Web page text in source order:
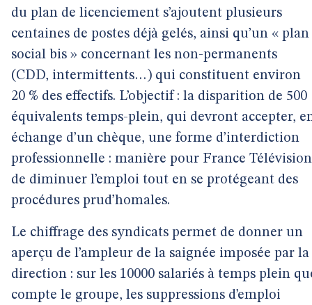
du plan de licenciement s’ajoutent plusieurs
centaines de postes déjà gelés, ainsi qu’un « plan
social bis » concernant les non-permanents
(CDD, intermittents…) qui constituent environ
20 % des effectifs. L’objectif : la disparition de 500
équivalents temps-plein, qui devront accepter,
échange d’un chèque, une forme d’interdiction
professionnelle : manière pour France
de diminuer l’emploi tout en se protégeant des
procédures prud’homales.
Le chiffrage des syndicats permet de donner un
aperçu de l’ampleur de la saignée imposée par la
direction : sur les 10000 salariés à temps plein
compte le groupe, les suppressions d’emploi